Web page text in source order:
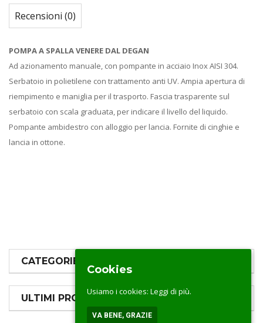
CATEGORIE PRODOTTI
ULTIMI PRODOTTI
Recensioni (0)
POMPA A SPALLA VENERE DAL DEGAN
Ad azionamento manuale, con pompante in acciaio Inox AISI 304.
Serbatoio in polietilene con trattamento anti UV. Ampia apertura di
riempimento e maniglia per il trasporto. Fascia trasparente sul
serbatoio con scala graduata, per indicare il livello del liquido.
Pompante ambidestro con alloggio per lancia. Fornite di cinghie e
lancia in ottone.
Cookies
Usiamo i cookies: Leggi di più.
VA BENE, GRAZIE